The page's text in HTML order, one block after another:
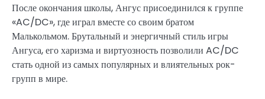
После окончания школы, Ангус присоединился к группе
«AC/DC», где играл вместе со своим братом
Малькольмом. Брутальный и энергичный стиль игры
Ангуса, его харизма и виртуозность позволили AC/DC
стать одной из самых популярных и влиятельных рок-
групп в мире.